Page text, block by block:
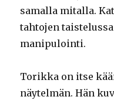
samalla mitalla.
tahtojen
manipulointi.
Torikka on itse
näytelmän. Hän